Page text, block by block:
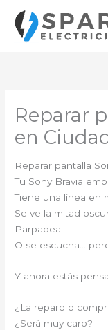
contenido
Reparar
en
Reparar pantalla
Tu Sony Bravia
Tiene una línea en
Se ve la mitad
Parpadea.
O se escucha…
Y ahora estás
¿La reparo o
¿Será muy caro?